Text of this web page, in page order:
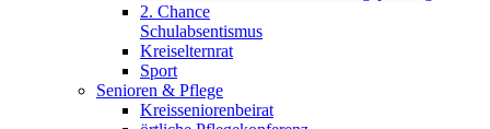
2. Chance
Schulabsentismus
Kreiselternrat
Sport
Senioren & Pflege
Kreisseniorenbeirat